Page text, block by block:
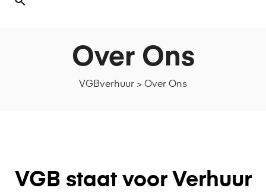
VGBverhuur > Over Ons
Over Ons
VGB staat voor Verhuur